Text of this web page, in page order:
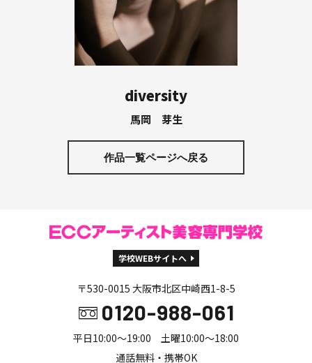
diversity
馬岡 芽生
作品一覧ページへ戻る
学校WEBサイトへ
〒530-0015 大阪市北区中崎西1-8-5
0120-988-061
平日10:00～19:00 土曜10:00～18:00
通話無料・携帯OK